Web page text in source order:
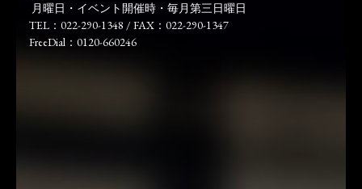
月曜日・イベント開催時・毎月第三日曜日
TEL：022-290-1348 / FAX：022-290-1347
FreeDial：0120-660246